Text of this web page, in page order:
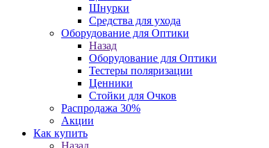
Шнурки
Средства для ухода
Оборудование для Оптики
Назад
Оборудование для Оптики
Тестеры поляризации
Ценники
Стойки для Очков
Распродажа 30%
Акции
Как купить
Назад